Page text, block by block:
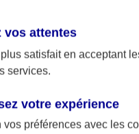
vos attentes
satisfait en acceptant
services.
votre expérience
vos préférences avec les